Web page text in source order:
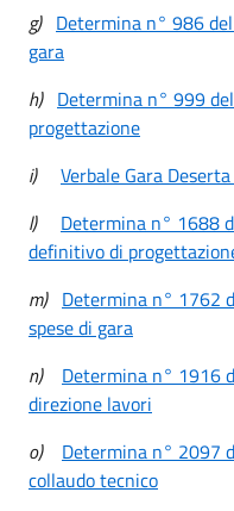
g) Determina n° 986
gara
h) Determina n° 999
progettazione
i)
Verbale Gara
l)
Determina n° 1688
definitivo di
m) Determina n° 1762
spese di gara
n)
Determina n° 1916
direzione lavori
o)
Determina n° 2097
collaudo tecnico